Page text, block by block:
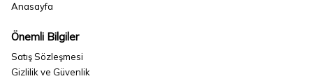
Anasayfa
Önemli Bilgiler
Satış Sözleşmesi
Gizlilik ve Güvenlik